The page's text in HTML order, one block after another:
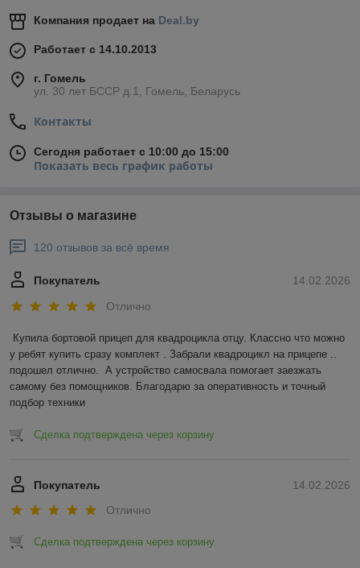
Компания продает на Deal.by
Работает с 14.10.2013
г. Гомель
ул. 30 лет БССР д.1, Гомель, Беларусь
Контакты
Сегодня работает с 10:00 до 15:00
Показать весь график работы
Отзывы о магазине
120 отзывов за всё время
14.02.2026
Покупатель
Отлично
Купила бортовой прицеп для квадроцикла отцу. Классно что можно
у ребят купить сразу комплект . Забрали квадроцикл на прицепе ..
подошел отлично.  А устройство самосвала помогает заезжать
самому без помощников. Благодарю за оперативность и точный
подбор техники
Сделка подтверждена через корзину
14.02.2026
Покупатель
Отлично
Сделка подтверждена через корзину